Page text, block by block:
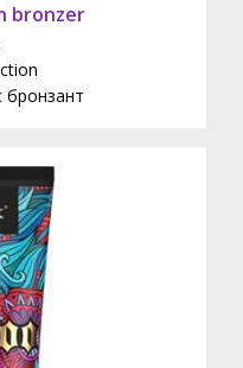
bronzer
бронзант